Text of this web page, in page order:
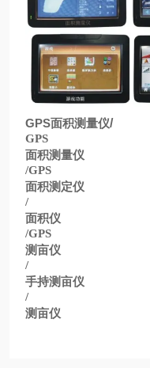
GPS面积测量仪/
GPS
面积测量仪
/GPS
面积测定仪
/
面积仪
/GPS
测亩仪
/
手持测亩仪
/
测亩仪